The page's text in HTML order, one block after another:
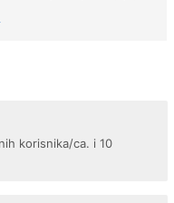
korisnika/ca. i 10